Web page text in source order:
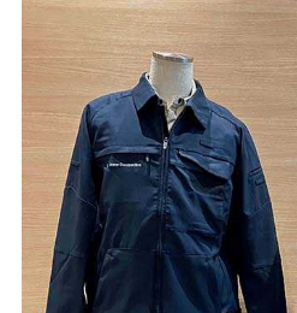
協力会社一覧
事業内容
事業内容TOP
線路部門
土木部門
建築部門